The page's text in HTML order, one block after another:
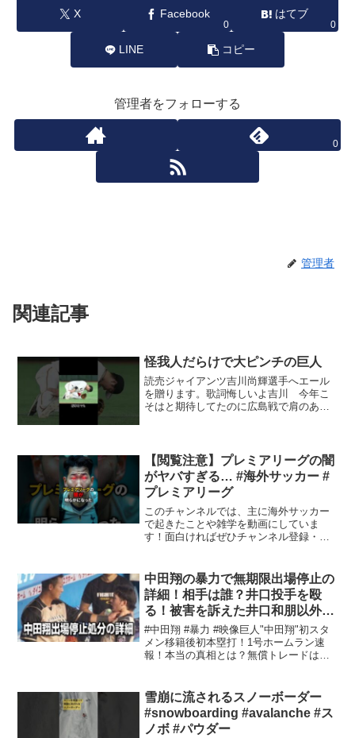
X Facebook
0
はてブ
0
LINE コピー
管理者をフォローする
0
管理者
関連記事
怪我人だらけで大ピンチの巨人
読売ジャイアンツ吉川尚輝選手へエール
を贈ります。歌詞悔しいよ吉川 今年こ
そはと期待してたのに広島戦で肩のあた
たがここにいない事を受...
【閲覧注意】プレミアリーグの闇
がヤバすぎる… #海外サッカー #
プレミアリーグ
このチャンネルでは、主に海外サッカー
で起きたことや雑学を動画にしていま
す！面白ければぜひチャンネル登録・高
ントで教えてください。VOICE VOX : 青
山龍星【注意事...
中田翔の暴力で無期限出場停止の
詳細！相手は誰？井口投手を殴
る！被害を訴えた井口和朋以外に
も過去の杉谷への暴行も目撃！真
相追求
#中田翔 #暴力 #映像巨人"中田翔"初スタ
メン移籍後初本塁打！1号ホームラン速
報！本当の真相とは？無償トレードは作
四球、中飛 試合前に円陣で声出し役も
務める！なぜ無期...
雪崩に流されるスノーボーダー
#snowboarding #avalanche #ス
ノボ #パウダー